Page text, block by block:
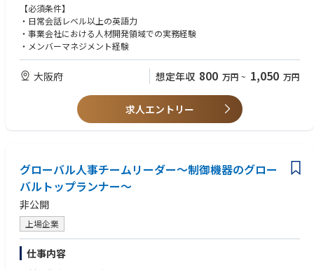
【組織構成】人材開発グループマネージャー（★当該ポジション）
ー①グローバル人事チーム（メンバー4名）
ー③事務サポートチーム（メンバー5名）
【必須条件】
・日常会話レベル以上の英語力
・事業会社における人材開発領域での実務経験
・メンバーマネジメント経験
大阪府 想定年収 800 万円 ~ 1,050 万円
求人エントリー
グローバル人事チームリーダー～制御機器のグロー
バルトップランナー～
非公開
上場企業
仕事内容